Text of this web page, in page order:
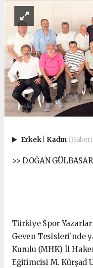
Erkek Kadın
>> DOĞAN GÜLBASAR
Türkiye Spor
Geven Tesisleri’nde
Kurulu (MHK) İl
Eğitimcisi M. Kürşad